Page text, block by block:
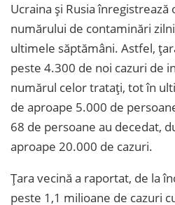
Ucraina și Rusia înregistrează
numărului de contaminări
ultimele săptămâni. Astfel,
peste 4.300 de noi cazuri de
numărul celor tratați, tot în
de aproape 5.000 de
68 de persoane au decedat,
aproape 20.000 de cazuri.
Țara vecină a raportat, de la
peste 1,1 milioane de cazuri